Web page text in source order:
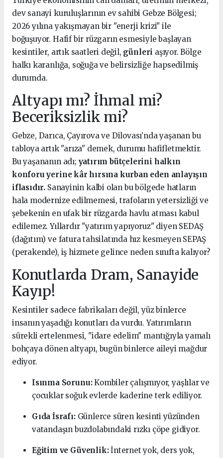
dev sanayi kuruluşlarının ev sahibi Gebze Bölgesi;
2026 yılına yakışmayan bir "enerji krizi" ile
boğuşuyor. Hafif bir rüzgarın esmesiyle başlayan
kesintiler, artık saatleri değil, günleri aşıyor. Bölge
halkı karanlığa, soğuğa ve belirsizliğe hapsedilmiş
durumda.
Altyapı mı? İhmal mi?
Beceriksizlik mi?
Gebze, Darıca, Çayırova ve Dilovası’nda yaşanan bu
tabloya artık "arıza" demek, durumu hafifletmektir.
Bu yaşananın adı; yatırım bütçelerini halkın
konforu yerine kâr hırsına kurban eden anlayışın
iflasıdır. Sanayinin kalbi olan bu bölgede hatların
hala modernize edilmemesi, trafoların yetersizliği ve
şebekenin en ufak bir rüzgarda havlu atması kabul
edilemez. Yıllardır "yatırım yapıyoruz" diyen SEDAŞ
(dağıtım) ve fatura tahsilatında hız kesmeyen SEPAŞ
(perakende), iş hizmete gelince neden sınıfta kalıyor?
Konutlarda Dram, Sanayide
Kayıp!
Kesintiler sadece fabrikaları değil, yüz binlerce
insanın yaşadığı konutları da vurdu. Yatırımların
sürekli ertelenmesi, "idare edelim" mantığıyla yamalı
bohçaya dönen altyapı, bugün binlerce aileyi mağdur
ediyor.
Isınma Sorunu:Kombiler çalışmıyor, yaşlılar ve
çocuklar soğuk evlerde kaderine terk ediliyor.
Gıda İsrafı:Günlerce süren kesinti yüzünden
vatandaşın buzdolabındaki rızkı çöpe gidiyor.
Eğitim ve Güvenlik:İnternet yok, ders yok,